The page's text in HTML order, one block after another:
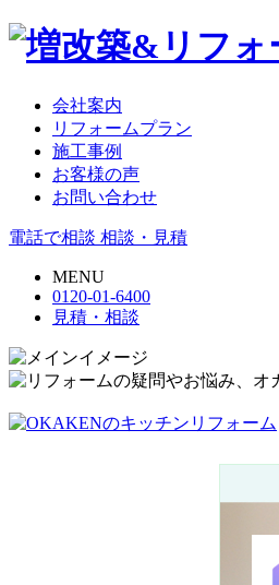
会社案内
リフォームプラン
施工事例
お客様の声
お問い合わせ
電話で相談 相談・見積
MENU
0120-01-6400
見積・相談